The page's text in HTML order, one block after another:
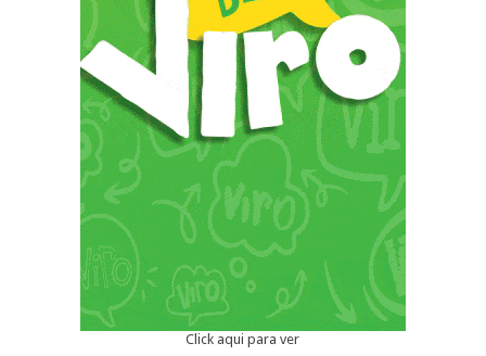
Click aqui para ver